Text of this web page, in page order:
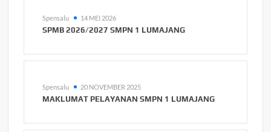
Spensalu 14 MEI 2026
SPMB 2026/2027 SMPN 1 LUMAJANG
Spensalu 20 NOVEMBER 2025
MAKLUMAT PELAYANAN SMPN 1 LUMAJANG